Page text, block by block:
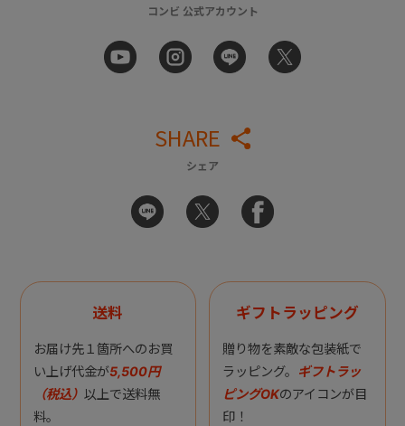
コンビ 公式アカウント
SHARE
シェア
送料
お届け先１箇所へのお買
い上げ代金が5,500円
（税込） 以上で送料無
料。
ギフトラッピング
贈り物を素敵な包装紙で
ラッピング。 ギフトラッ
ピングOKのアイコンが目
印！